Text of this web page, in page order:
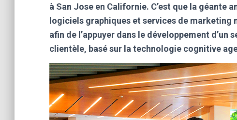
à San Jose en Californie. C’est que la géante
logiciels graphiques et services de marketing
afin de l’appuyer dans le développement
clientèle, basé sur la technologie cognitive